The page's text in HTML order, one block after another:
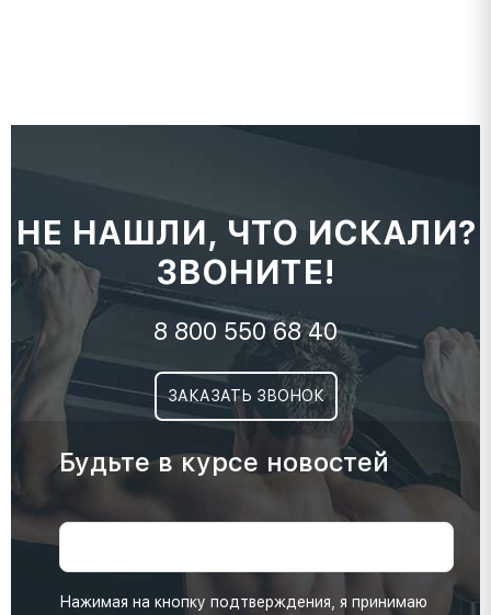
НЕ НАШЛИ, ЧТО ИСКАЛИ?
ЗВОНИТЕ!
8 800 550 68 40
ЗАКАЗАТЬ ЗВОНОК
Будьте в курсе новостей
Нажимая на кнопку подтверждения, я принимаю